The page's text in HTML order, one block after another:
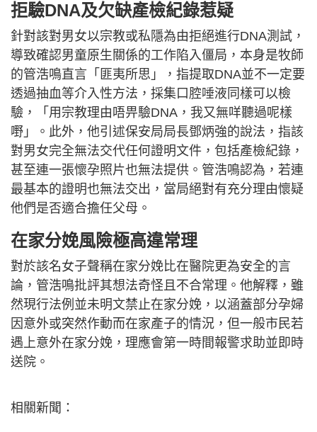
拒驗DNA及欠缺產檢紀錄惹疑
針對該對男女以宗教或私隱為由拒絕進行DNA測試，
導致確認男童原生關係的工作陷入僵局，本身是牧師
的管浩鳴直言「匪夷所思」，指提取DNA並不一定要
透過抽血等介入性方法，採集口腔唾液同樣可以檢
驗，「用宗教理由唔畀驗DNA，我又無咩聽過呢樣
嘢」。此外，他引述保安局局長鄧炳強的說法，指該
對男女完全無法交代任何證明文件，包括產檢紀錄，
甚至連一張懷孕照片也無法提供。管浩鳴認為，若連
最基本的證明也無法交出，當局絕對有充分理由懷疑
他們是否適合擔任父母。
在家分娩風險極高違常理
對於該名女子聲稱在家分娩比在醫院更為安全的言
論，管浩鳴批評其想法奇怪且不合常理。他解釋，雖
然現行法例並未明文禁止在家分娩，以涵蓋部分孕婦
因意外或突然作動而在家產子的情況，但一般市民若
遇上意外在家分娩，理應會第一時間報警求助並即時
送院。
相關新聞：